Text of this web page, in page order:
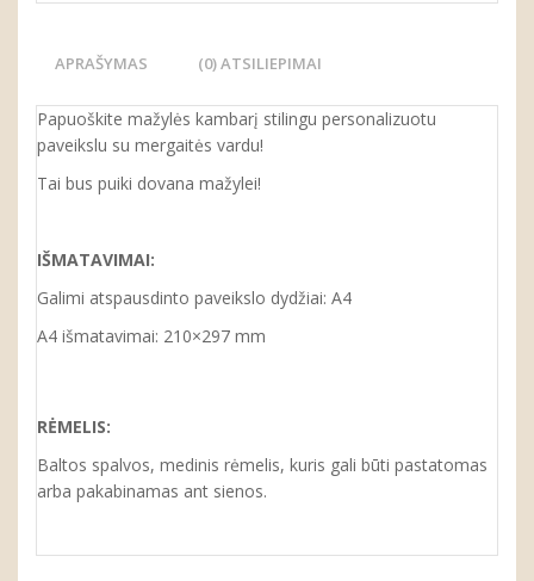
APRAŠYMAS (0) ATSILIEPIMAI
Papuoškite mažylės kambarį stilingu personalizuotu
paveikslu su mergaitės vardu!
Tai bus puiki dovana mažylei!
IŠMATAVIMAI:
Galimi atspausdinto paveikslo dydžiai: A4
A4 išmatavimai: 210×297 mm
RĖMELIS:
Baltos spalvos, medinis rėmelis, kuris gali būti pastatomas
arba pakabinamas ant sienos.